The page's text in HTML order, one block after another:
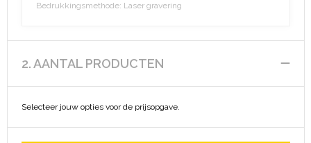
Trolleys
Bedrukkingsmethode: Laser gravering
2. AANTAL PRODUCTEN
Selecteer jouw opties voor de prijsopgave.